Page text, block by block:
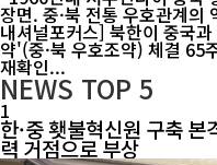
장면. 중·북 전통 우호관계의
내셔널포커스] 북한이 중국
약'(중·북 우호조약) 체결 65
재확인...
NEWS TOP 5
1
한·중 횃불혁신원 구축
력 거점으로 부상